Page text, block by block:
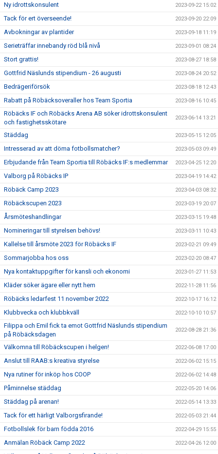
Ny idrottskonsulent 2023-09-22 15:02
Tack för ert överseende! 2023-09-20 22:09
Avbokningar av plantider 2023-09-18 11:19
Serieträffar innebandy röd blå nivå 2023-09-01 08:24
Stort grattis! 2023-08-27 18:58
Gottfrid Näslunds stipendium - 26 augusti 2023-08-24 20:52
Bedrägeriförsök 2023-08-18 12:43
Rabatt på Röbäcksoveraller hos Team Sportia 2023-08-16 10:45
Röbäcks IF och Röbäcks Arena AB söker idrottskonsulent
och fastighetsskötare
2023-06-14 13:21
Städdag 2023-05-15 12:05
Intresserad av att döma fotbollsmatcher? 2023-05-03 09:49
Erbjudande från Team Sportia till Röbäcks IF:s medlemmar 2023-04-25 12:20
Valborg på Röbäcks IP 2023-04-19 14:42
Röbäck Camp 2023 2023-04-03 08:32
Röbäckscupen 2023 2023-03-19 20:07
Årsmöteshandlingar 2023-03-15 19:48
Nomineringar till styrelsen behövs! 2023-03-11 10:43
Kallelse till årsmöte 2023 för Röbäcks IF 2023-02-21 09:49
Sommarjobba hos oss 2023-02-20 08:47
Nya kontaktuppgifter för kansli och ekonomi 2023-01-27 11:53
Kläder söker ägare eller nytt hem 2022-11-28 11:56
Röbäcks ledarfest 11 november 2022 2022-10-17 16:12
Klubbvecka och klubbkväll 2022-10-10 10:57
Filippa och Emil fick ta emot Gottfrid Näslunds stipendium
på Röbäcksdagen
2022-08-28 21:36
Välkomna till Röbäckscupen i helgen! 2022-06-08 17:00
Anslut till RAAB:s kreativa styrelse 2022-06-02 15:15
Nya rutiner för inköp hos COOP 2022-06-02 14:48
Påminnelse städdag 2022-05-20 14:06
Städdag på arenan! 2022-05-14 13:33
Tack för ett härligt Valborgsfirande! 2022-05-03 21:44
Fotbollslek för barn födda 2016 2022-04-29 15:55
Anmälan Röbäck Camp 2022 2022-04-26 12:00